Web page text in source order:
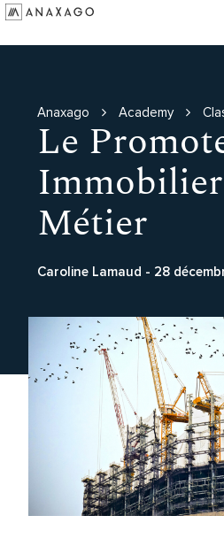
Ressources
Anaxago Academy
Le
Métier
Caroline Lamaud - 28